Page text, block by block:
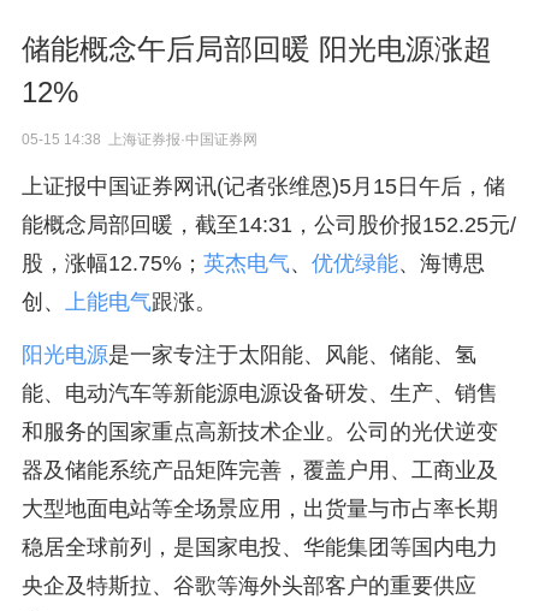
储能概念午后局部回暖 阳光电源涨超
12%
05-15 14:38 上海证券报·中国证券网
上证报中国证券网讯(记者张维恩)5月15日午后，储
能概念局部回暖，截至14:31，公司股价报152.25元/
股，涨幅12.75%； 英杰电气、 优优绿能、海博思
创、 上能电气跟涨。
阳光电源是一家专注于太阳能、风能、储能、氢
能、电动汽车等新能源电源设备研发、生产、销售
和服务的国家重点高新技术企业。公司的光伏逆变
器及储能系统产品矩阵完善，覆盖户用、工商业及
大型地面电站等全场景应用，出货量与市占率长期
稳居全球前列，是国家电投、华能集团等国内电力
央企及特斯拉、谷歌等海外头部客户的重要供应